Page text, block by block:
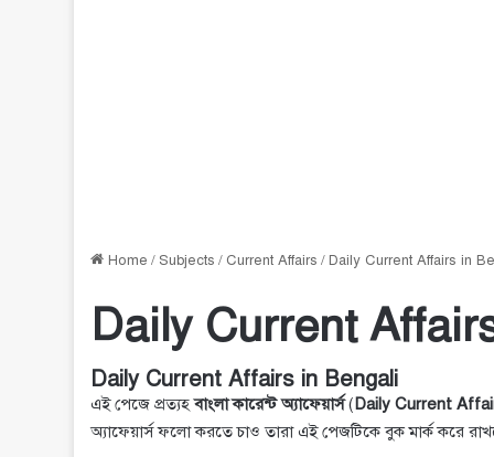
Home / Subjects / Current Affairs / Daily Current Affairs in
Daily Current
Daily Current Affairs in Bengali
এই পেজে প্রত্যহবাংলা কারেন্ট অ্যাফেয়ার্স(Daily Current
অ্যাফেয়ার্স ফলো করতে চাও তারা এই পেজটিকে বুক মার্ক করে